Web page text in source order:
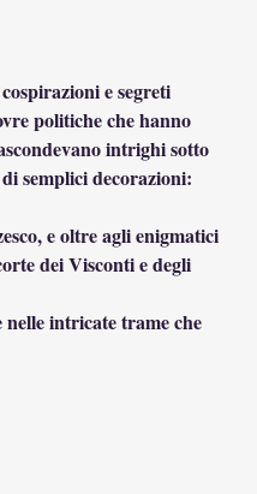
e segreti
politiche che hanno
intrighi sotto
semplici decorazioni:
e oltre agli enigmatici
dei Visconti e degli
nelle intricate trame che